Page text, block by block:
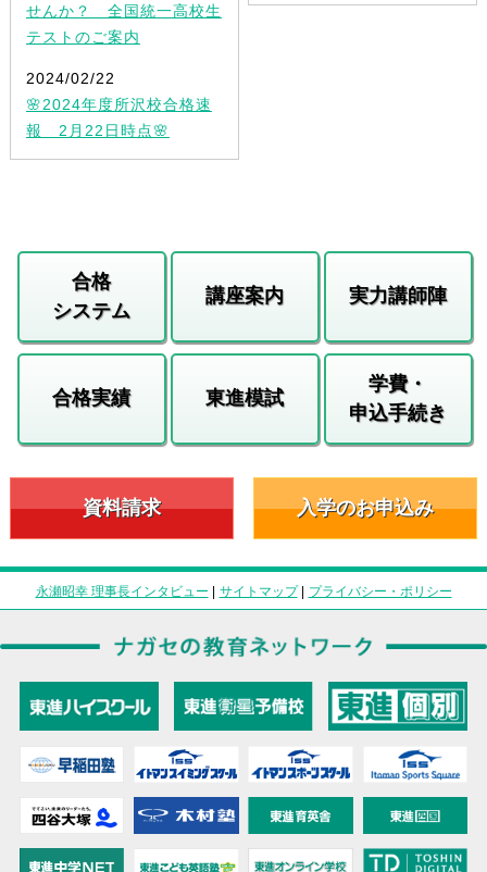
せんか？ 全国統一高校生
テストのご案内
2024/02/22
🌸2024年度所沢校合格速
報 2月22日時点🌸
合格
システム
講座案内 実力講師陣
合格実績 東進模試
学費・
申込手続き
資料請求 入学のお申込み
永瀬昭幸 理事長インタビュー | サイトマップ| プライバシー・ポリシー